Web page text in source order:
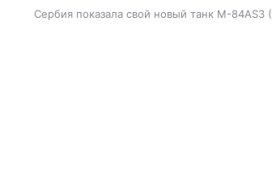
Сербия показала свой новый танк M-84AS3